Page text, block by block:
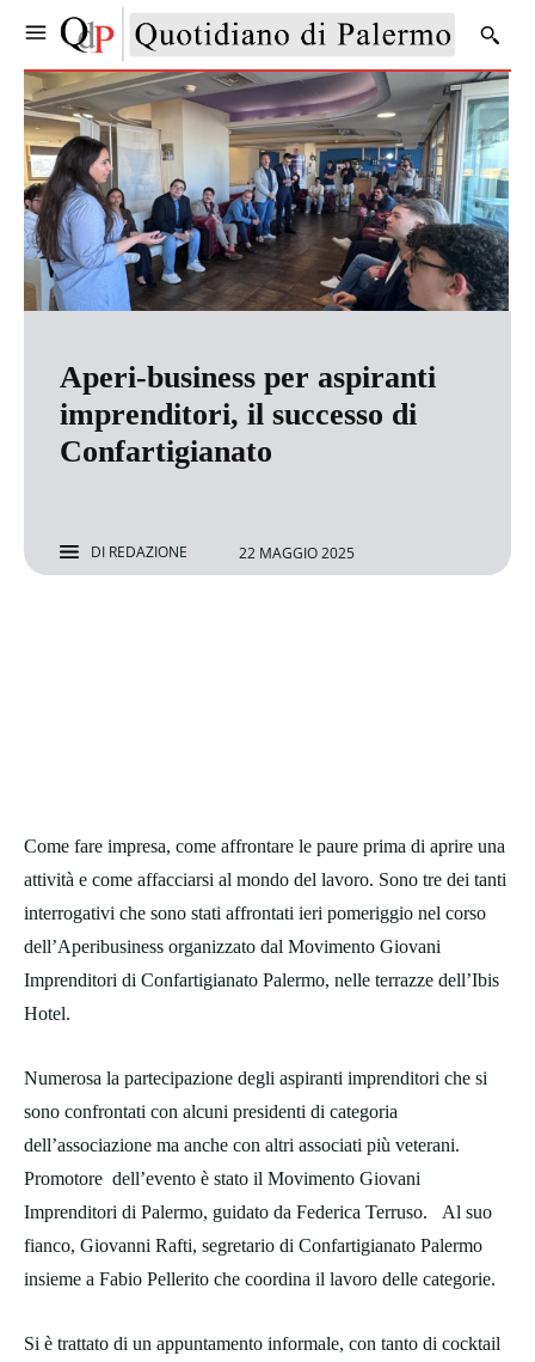
Aperi-business per aspiranti
imprenditori, il successo di
Confartigianato
DI REDAZIONE 22 MAGGIO 2025
Come fare impresa, come affrontare le paure prima di aprire una
attività e come affacciarsi al mondo del lavoro. Sono tre dei tanti
interrogativi che sono stati affrontati ieri pomeriggio nel corso
dell’Aperibusiness organizzato dal Movimento Giovani
Imprenditori di Confartigianato Palermo, nelle terrazze dell’Ibis
Hotel.
Numerosa la partecipazione degli aspiranti imprenditori che si
sono confrontati con alcuni presidenti di categoria
dell’associazione ma anche con altri associati più veterani.
Promotore dell’evento è stato il Movimento Giovani
Imprenditori di Palermo, guidato da Federica Terruso. Al suo
fianco, Giovanni Rafti, segretario di Confartigianato Palermo
insieme a Fabio Pellerito che coordina il lavoro delle categorie.
Si è trattato di un appuntamento informale, con tanto di cocktail